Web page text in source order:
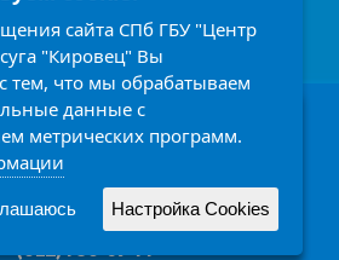
Петербург, проспект Стачек 158
с 9.00 до 21.00 часов
Написать обращение
(812) 758-14-77
Заголовок
Описание
Читать подробней
Принять
сайта СПб ГБУ "Центр
"Кировец" Вы
тем, что мы обрабатываем
данные с
метрических программ.
Настройка Cookies